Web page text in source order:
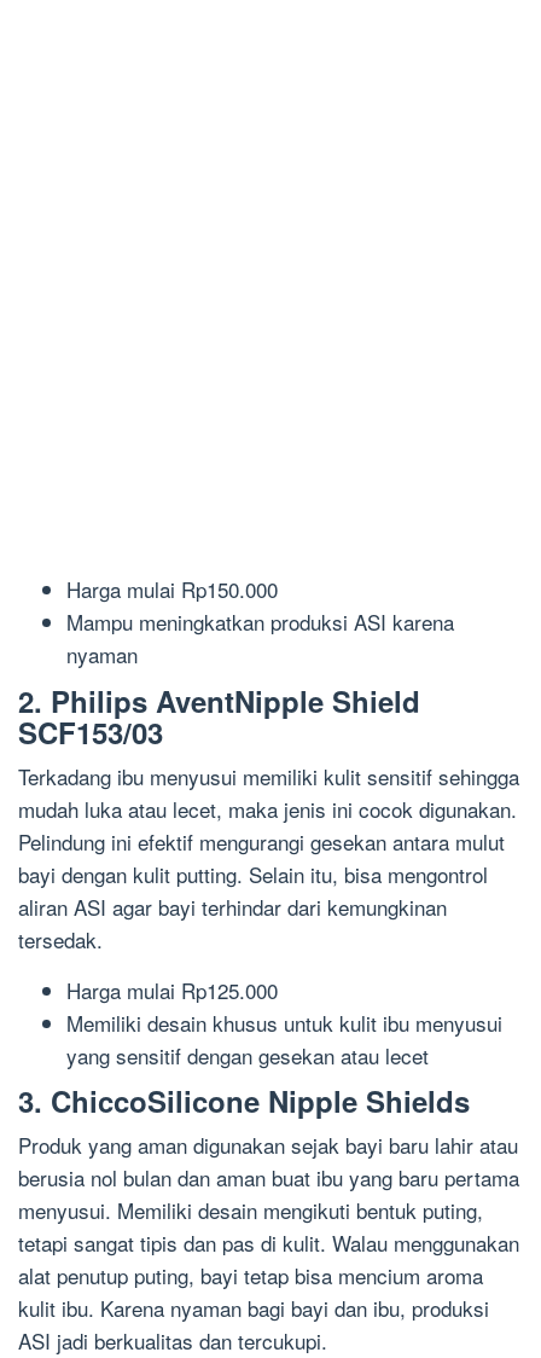
Harga mulai Rp150.000
Mampu meningkatkan produksi ASI karena
nyaman
2. Philips AventNipple Shield
SCF153/03
Terkadang ibu menyusui memiliki kulit sensitif sehingga
mudah luka atau lecet, maka jenis ini cocok digunakan.
Pelindung ini efektif mengurangi gesekan antara mulut
bayi dengan kulit putting. Selain itu, bisa mengontrol
aliran ASI agar bayi terhindar dari kemungkinan
tersedak.
Harga mulai Rp125.000
Memiliki desain khusus untuk kulit ibu menyusui
yang sensitif dengan gesekan atau lecet
3. ChiccoSilicone Nipple Shields
Produk yang aman digunakan sejak bayi baru lahir atau
berusia nol bulan dan aman buat ibu yang baru pertama
menyusui. Memiliki desain mengikuti bentuk puting,
tetapi sangat tipis dan pas di kulit. Walau menggunakan
alat penutup puting, bayi tetap bisa mencium aroma
kulit ibu. Karena nyaman bagi bayi dan ibu, produksi
ASI jadi berkualitas dan tercukupi.